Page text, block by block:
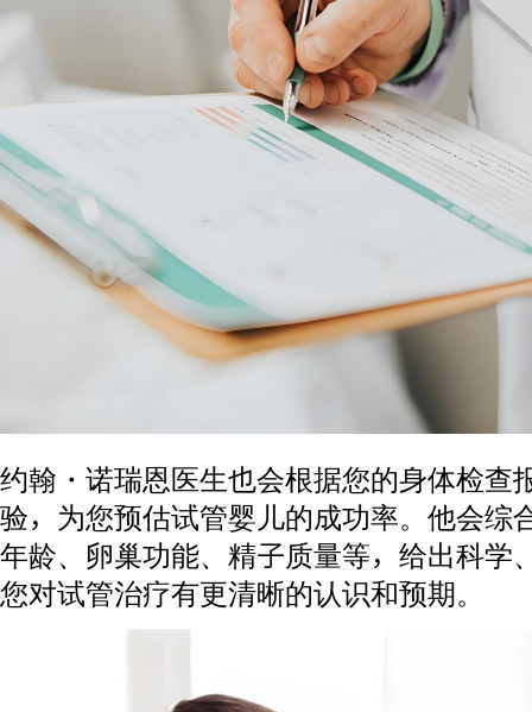
约翰・诺瑞恩医生也会根据您的身体检查
验，为您预估试管婴儿的成功率。他会综
年龄、卵巢功能、精子质量等，给出科学
您对试管治疗有更清晰的认识和预期。